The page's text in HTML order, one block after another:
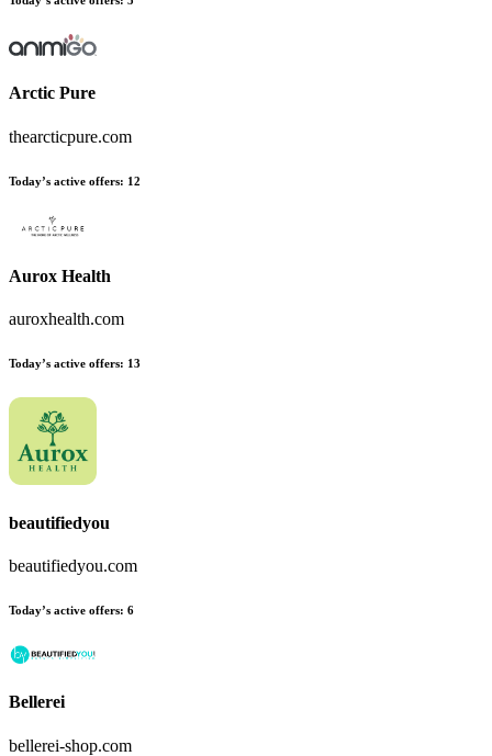
Arctic Pure
thearcticpure.com
Today’s active offers: 12
Aurox Health
auroxhealth.com
Today’s active offers: 13
beautifiedyou
beautifiedyou.com
Today’s active offers: 6
Bellerei
bellerei-shop.com